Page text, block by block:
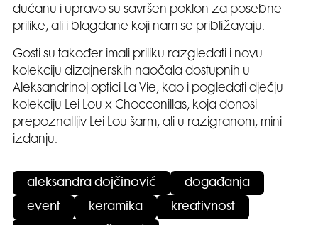
dućanu i upravo su savršen poklon za posebne
prilike, ali i blagdane koji nam se približavaju.
Gosti su također imali priliku razgledati i novu
kolekciju dizajnerskih naočala dostupnih u
Aleksandrinoj optici La Vie, kao i pogledati dječju
kolekciju Lei Lou x Chocconillas, koja donosi
prepoznatljiv Lei Lou šarm, ali u razigranom, mini
izdanju.
aleksandra dojčinović događanja
event keramika kreativnost